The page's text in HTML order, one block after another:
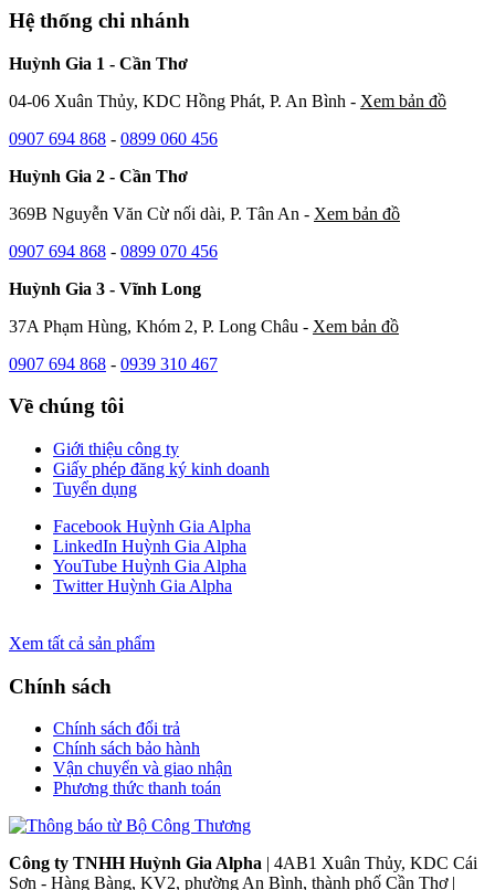
Hệ thống chi nhánh
Huỳnh Gia 1 - Cần Thơ
04-06 Xuân Thủy, KDC Hồng Phát, P. An Bình - Xem bản đồ
0907 694 868 - 0899 060 456
Huỳnh Gia 2 - Cần Thơ
369B Nguyễn Văn Cừ nối dài, P. Tân An - Xem bản đồ
0907 694 868 - 0899 070 456
Huỳnh Gia 3 - Vĩnh Long
37A Phạm Hùng, Khóm 2, P. Long Châu - Xem bản đồ
0907 694 868 - 0939 310 467
Về chúng tôi
Giới thiệu công ty
Giấy phép đăng ký kinh doanh
Tuyển dụng
Facebook Huỳnh Gia Alpha
LinkedIn Huỳnh Gia Alpha
YouTube Huỳnh Gia Alpha
Twitter Huỳnh Gia Alpha
Xem tất cả sản phẩm
Chính sách
Chính sách đổi trả
Chính sách bảo hành
Vận chuyển và giao nhận
Phương thức thanh toán
Công ty TNHH Huỳnh Gia Alpha | 4AB1 Xuân Thủy, KDC Cái
Sơn - Hàng Bàng, KV2, phường An Bình, thành phố Cần Thơ |